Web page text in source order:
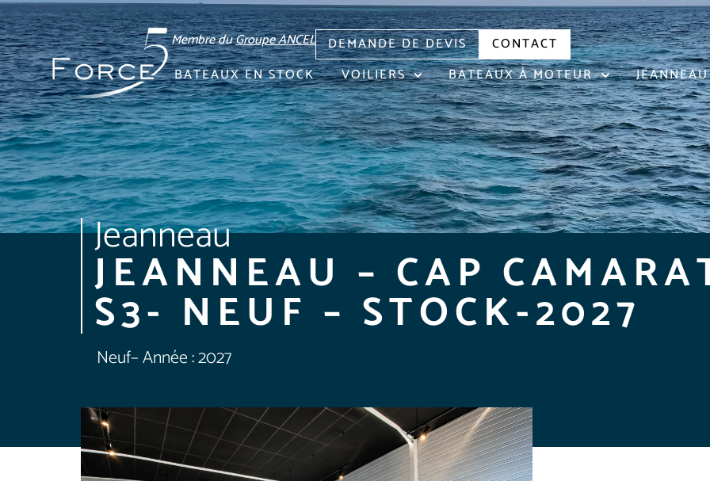
Membre duGroupe ANCEL DEMANDE DE DEVIS
CONTACT
BATEAUX EN STOCK
VOILIERS BATEAUX À MOTEUR
Jeanneau
JEANNEAU – CAP
S3- NEUF – STOCK-2027
Neuf– Année : 2027